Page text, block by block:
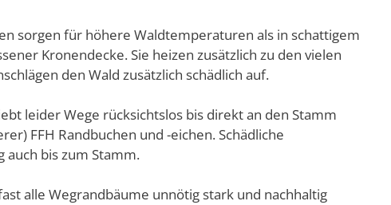
sorgen für höhere Waldtemperaturen als in schattigem
Kronendecke. Sie heizen zusätzlich zu den vielen
den Wald zusätzlich schädlich auf.
leider Wege rücksichtslos bis direkt an den Stamm
FFH Randbuchen und -eichen. Schädliche
auch bis zum Stamm.
alle Wegrandbäume unnötig stark und nachhaltig